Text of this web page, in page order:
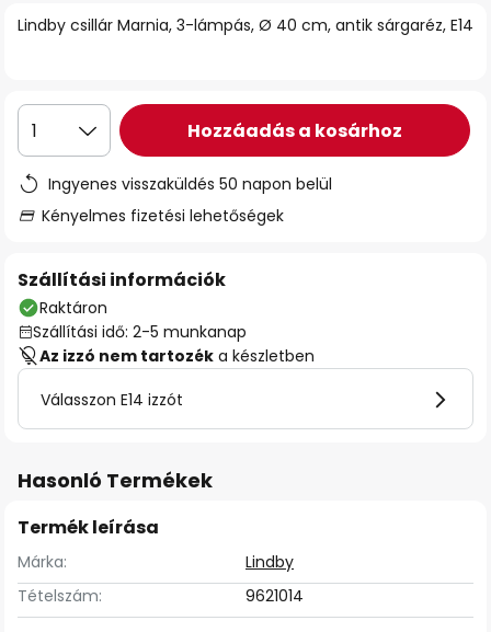
Lindby csillár Marnia, 3-lámpás, Ø 40 cm, antik sárgaréz, E14
1 Hozzáadás a kosárhoz
Ingyenes visszaküldés 50 napon belül
Kényelmes fizetési lehetőségek
Szállítási információk
Raktáron
Szállítási idő: 2-5 munkanap
Az izzó nem tartozék a készletben
Válasszon E14 izzót
Hasonló Termékek
Termék leírása
Márka:
Lindby
Tételszám:
9621014